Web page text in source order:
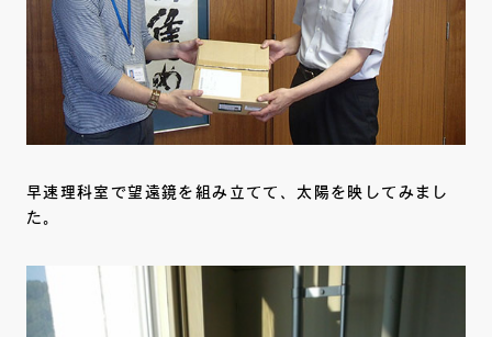
早速理科室で望遠鏡を組み立てて、太陽を映してみまし
た。